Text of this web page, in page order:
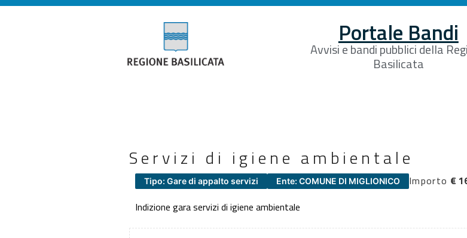
Portale Bandi
Avvisi e bandi pubblici della
Basilicata
Servizi di igiene ambientale
Tipo: Gare di appalto servizi Ente: COMUNE DI MIGLIONICO Importo €
Indizione gara servizi di igiene ambientale